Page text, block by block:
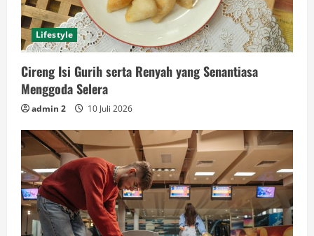
Lifestyle
Cireng Isi Gurih serta Renyah yang Senantiasa
Menggoda Selera
admin 2 10 Juli 2026